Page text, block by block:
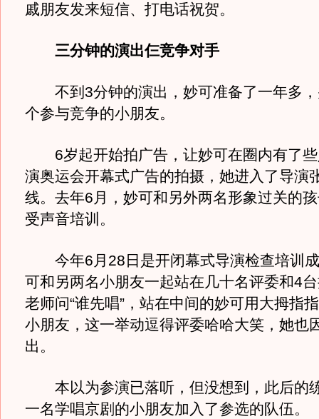
戚朋友发来短信、打电话祝贺。
三分钟的演出仨竞争对手
不到3分钟的演出，妙可准备了一年多，
个参与竞争的小朋友。
6岁起开始拍广告，让妙可在圈内有了些
演奥运会开幕式广告的拍摄，她进入了导演
线。去年6月，妙可和另外两名形象过关的
受声音培训。
今年6月28日是开闭幕式导演检查培训成
可和另两名小朋友一起站在几十名评委和4
老师问“谁先唱”，站在中间的妙可用大拇指
小朋友，这一举动逗得评委哈哈大笑，她也
出。
本以为参演已落听，但没想到，此后的
一名学唱京剧的小朋友加入了参选的队伍。